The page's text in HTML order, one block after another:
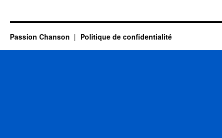
Passion Chanson Politique de confidentialité